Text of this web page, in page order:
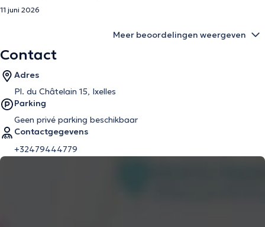
11 juni 2026
Meer beoordelingen weergeven
Contact
Adres
Pl. du Châtelain 15, Ixelles
Parking
Geen privé parking beschikbaar
Contactgegevens
+32479444779